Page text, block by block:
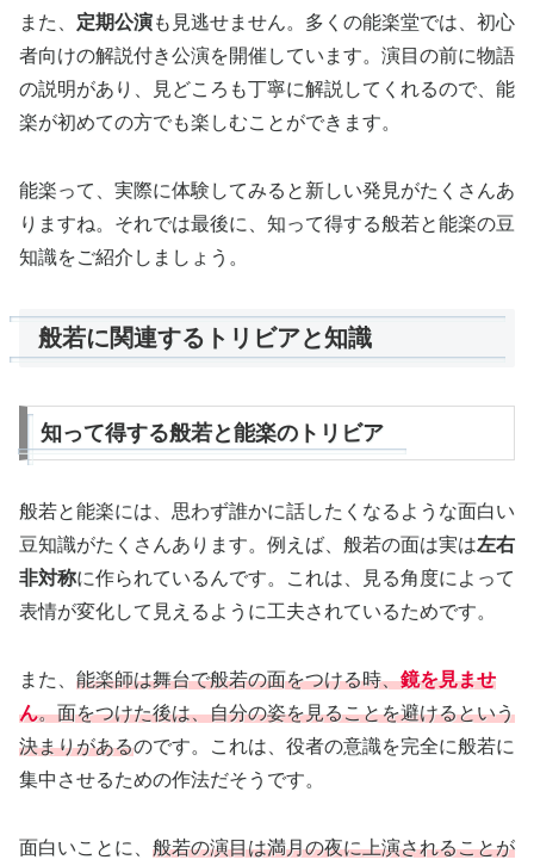
また、 定期公演も見逃せません。多くの能楽堂では、初心
者向けの解説付き公演を開催しています。演目の前に物語
の説明があり、見どころも丁寧に解説してくれるので、能
楽が初めての方でも楽しむことができます。
能楽って、実際に体験してみると新しい発見がたくさんあ
りますね。それでは最後に、知って得する般若と能楽の豆
知識をご紹介しましょう。
般若に関連するトリビアと知識
知って得する般若と能楽のトリビア
般若と能楽には、思わず誰かに話したくなるような面白い
豆知識がたくさんあります。例えば、般若の面は実は左右
非対称に作られているんです。これは、見る角度によって
表情が変化して見えるように工夫されているためです。
また、 能楽師は舞台で般若の面をつける時、鏡を見ませ
ん。面をつけた後は、自分の姿を見ることを避けるという
決まりがあるのです。これは、役者の意識を完全に般若に
集中させるための作法だそうです。
面白いことに、 般若の演目は満月の夜に上演されることが